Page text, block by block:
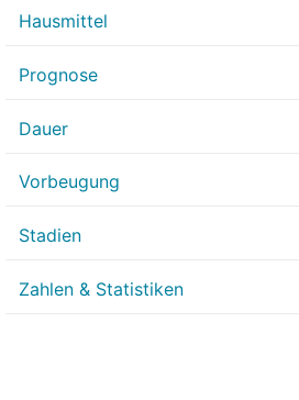
Hausmittel
Prognose
Dauer
Vorbeugung
Stadien
Zahlen & Statistiken